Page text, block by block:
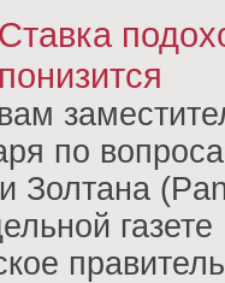
Ставка
понизится
по
Золтана